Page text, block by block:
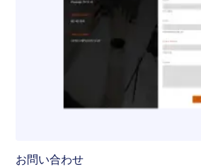
お問い合わせ